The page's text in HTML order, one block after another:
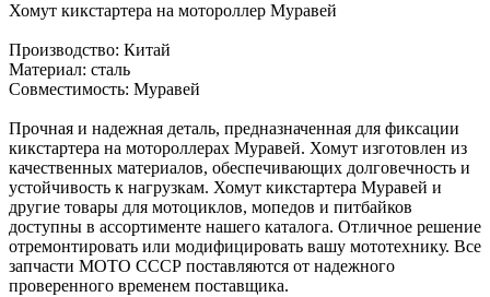
Хомут кикстартера на мотороллер Муравей
Производство: Китай
Материал: сталь
Совместимость: Муравей
Прочная и надежная деталь, предназначенная для фиксации
кикстартера на мотороллерах Муравей. Хомут изготовлен из
качественных материалов, обеспечивающих долговечность и
устойчивость к нагрузкам. Хомут кикстартера Муравей и
другие товары для мотоциклов, мопедов и питбайков
доступны в ассортименте нашего каталога. Отличное решение
отремонтировать или модифицировать вашу мототехнику. Все
запчасти МОТО СССР поставляются от надежного
проверенного временем поставщика.